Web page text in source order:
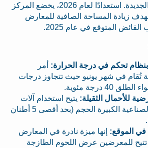
بشبكة مترو الرياض الجديدة. استعدادًا لعام 2026، يخضع المركز
زيادة المساحة الصافية للمعارض
تحكم في درجة الحرارة: أمر
تُقام في شهر يونيو حيث تتجاوز درجات
40 درجة مئوية.
للأحمال الثقيلة: يتيح استخدام آلات
تصنيع الأغذية الصناعية الكبيرة الحجم (بحد أقصى 5 أطنان
في الموقع: إنها ميزة نادرة في المعارض
تتيح للمعرضين عرض اللحوم الطازجة